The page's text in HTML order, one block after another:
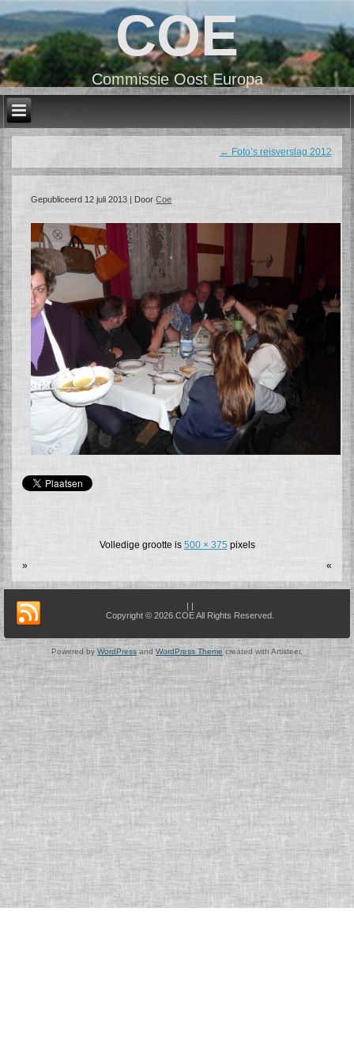
COE
Commissie Oost Europa
← Foto’s reisverslag 2012
Gepubliceerd 12 juli 2013 | Door Coe
Volledige grootte is 500 × 375pixels
»
«
| |
Copyright © 2026.COE All Rights Reserved.
Powered byWordPress and WordPress Themecreated with Artisteer.